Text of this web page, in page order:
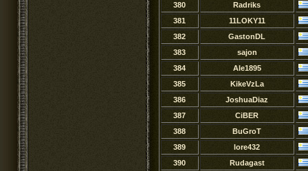
380
Radriks
381
11LOKY11
382
GastonDL
383
sajon
384
Ale1895
385
KikeVzLa
386
JoshuaDiaz
387
CiBER
388
BuGroT
389
lore432
390
Rudagast